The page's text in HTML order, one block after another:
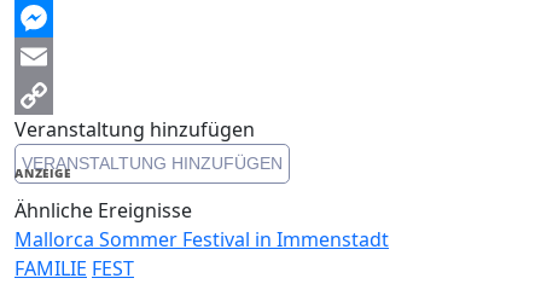
Threads
Messenger
Email
Copy
Link
Veranstaltung hinzufügen
VERANSTALTUNG HINZUFÜGEN
ANZEIGE
Ähnliche Ereignisse
Mallorca Sommer Festival in Immenstadt
FAMILIE FEST